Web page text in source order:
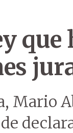
que
Mario